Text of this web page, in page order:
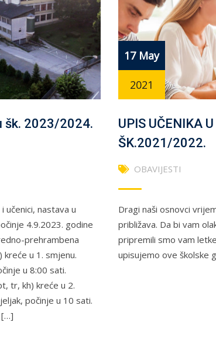
šk. 2023/2024.
učenici, nastava u
4.9.2023. godine
prehrambena
u 1. smjenu.
u 8:00 sati.
tr, kh) kreće u 2.
počinje u 10 sati.
[…]
17 May
2021
UPIS UČENIKA
ŠK.2021/2022.
OBAVIJESTI
Dragi naši osnovci
približava. Da bi vam
pripremili smo vam
upisujemo ove školske